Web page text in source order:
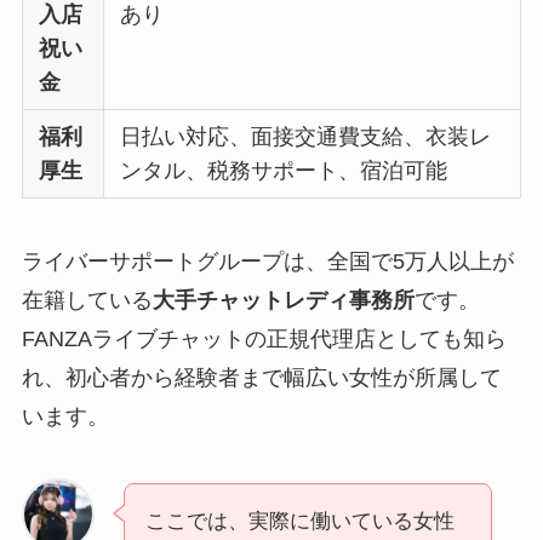
入店
祝い
金
あり
福利
厚生
日払い対応、面接交通費支給、衣装レ
ンタル、税務サポート、宿泊可能
ライバーサポートグループは、全国で5万人以上が
在籍している大手チャットレディ事務所です。
FANZAライブチャットの正規代理店としても知ら
れ、初心者から経験者まで幅広い女性が所属して
います。
ここでは、実際に働いている女性